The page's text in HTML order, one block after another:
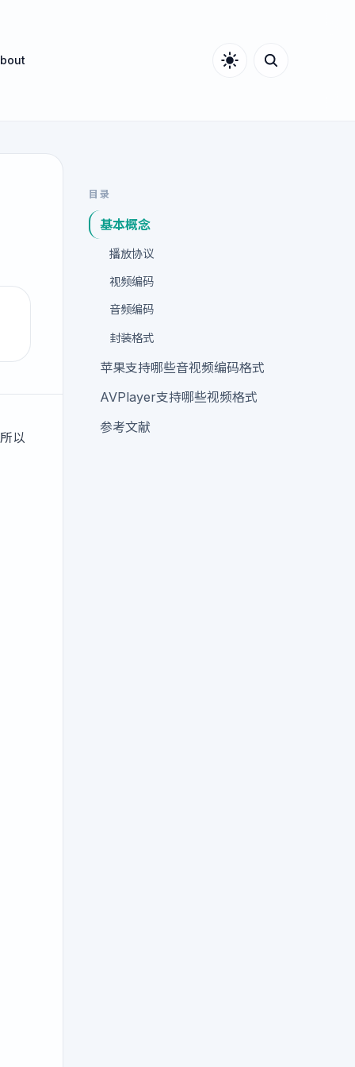
以
目录
基本概念
播放协议
视频编码
音频编码
封装格式
苹果支持哪些音视频编码格式
AVPlayer支持哪些视频格式
参考文献